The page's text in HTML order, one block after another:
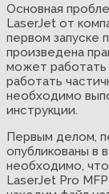
Основная
LaserJet от
первом запуске
произведена
может работать
работать
необходимо
инструкции.
Первым делом,
опубликованы в
необходимо,
LaserJet Pro